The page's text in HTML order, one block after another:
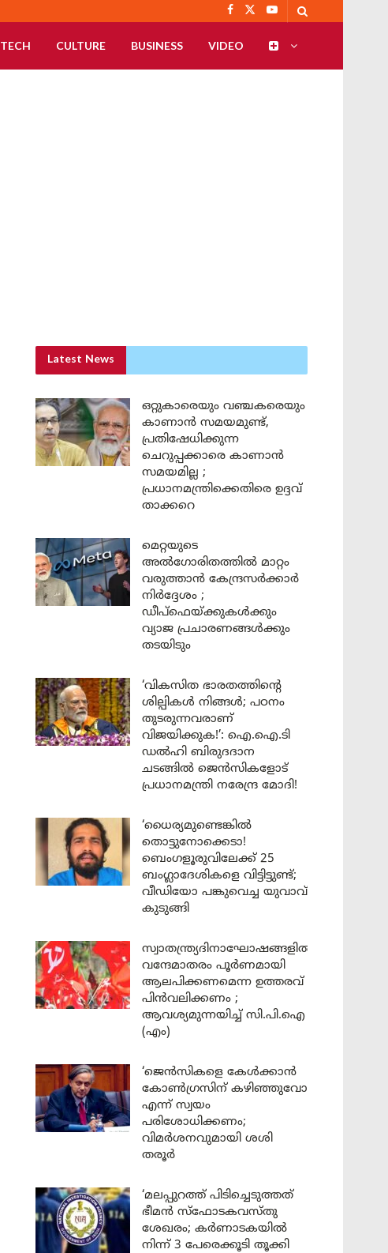
TECH CULTURE BUSINESS VIDEO
Latest News
ഒറ്റുകാരെയും വഞ്ചകരെയും
കാണാൻ സമയമുണ്ട്,
പ്രതിഷേധിക്കുന്ന
ചെറുപ്പക്കാരെ കാണാൻ
സമയമില്ല ;
പ്രധാനമന്ത്രിക്കെതിരെ ഉദ്ദവ്
താക്കറെ
മെറ്റയുടെ
അൽഗോരിതത്തിൽ മാറ്റം
വരുത്താൻ കേന്ദ്രസർക്കാർ
നിർദ്ദേശം ;
ഡീപ്‌ഫെയ്ക്കുകൾക്കും
വ്യാജ പ്രചാരണങ്ങൾക്കും
തടയിടും
‘വികസിത ഭാരതത്തിന്റെ
ശില്പികൾ നിങ്ങൾ; പഠനം
തുടരുന്നവരാണ്
വിജയിക്കുക!’: ഐ.ഐ.ടി
ഡൽഹി ബിരുദദാന
ചടങ്ങിൽ ജെൻസികളോട്
പ്രധാനമന്ത്രി നരേന്ദ്ര മോദി!
‘ധൈര്യമുണ്ടെങ്കിൽ
തൊട്ടുനോക്കെടാ!
ബെംഗളൂരുവിലേക്ക് 25
ബംഗ്ലാദേശികളെ വിട്ടിട്ടുണ്ട്;
വീഡിയോ പങ്കുവെച്ച യുവാവ്
കുടുങ്ങി
സ്വാതന്ത്ര്യദിനാഘോഷങ്ങളിൽ
വന്ദേമാതരം പൂർണമായി
ആലപിക്കണമെന്ന ഉത്തരവ്
പിൻവലിക്കണം ;
ആവശ്യമുന്നയിച്ച് സി.പി.ഐ
(എം)
‘ജെൻസികളെ കേൾക്കാൻ
കോൺഗ്രസിന് കഴിഞ്ഞുവോ
എന്ന് സ്വയം
പരിശോധിക്കണം;
വിമർശനവുമായി ശശി
തരൂർ
‘മലപ്പുറത്ത് പിടിച്ചെടുത്തത്
ഭീമൻ സ്ഫോടകവസ്തു
ശേഖരം; കർണാടകയിൽ
നിന്ന് 3 പേരെക്കൂടി തൂക്കി